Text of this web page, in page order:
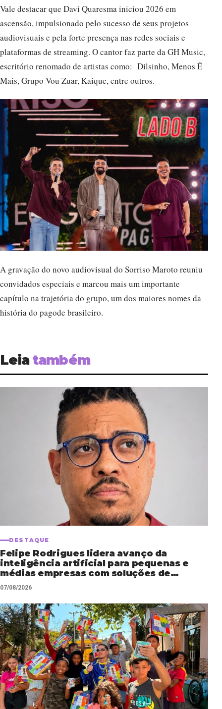
Vale destacar que Davi Quaresma iniciou 2026 em
ascensão, impulsionado pelo sucesso de seus projetos
audiovisuais e pela forte presença nas redes sociais e
plataformas de streaming. O cantor faz parte da GH Music,
escritório renomado de artistas como: Dilsinho, Menos É
Mais, Grupo Vou Zuar, Kaique, entre outros.
A gravação do novo audiovisual do Sorriso Maroto reuniu
convidados especiais e marcou mais um importante
capítulo na trajetória do grupo, um dos maiores nomes da
história do pagode brasileiro.
Leiatambém
DESTAQUE
Felipe Rodrigues lidera avanço da
inteligência artificial para pequenas e
médias empresas com soluções de
automação empresarial
07/08/2026